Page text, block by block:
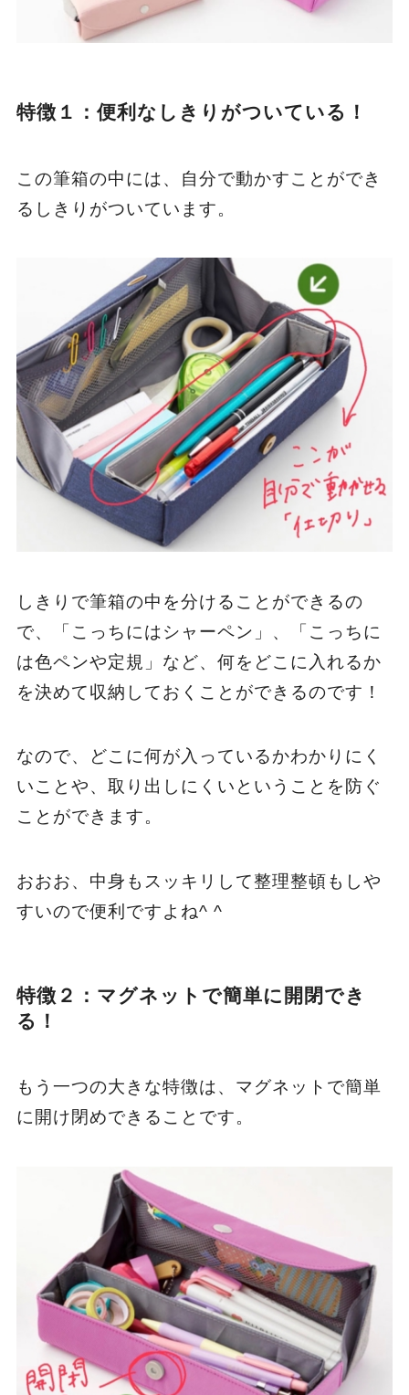
特徴１：便利なしきりがついている！
この筆箱の中には、自分で動かすことができ
るしきりがついています。
しきりで筆箱の中を分けることができるの
で、「こっちにはシャーペン」、「こっちに
は色ペンや定規」など、何をどこに入れるか
を決めて収納しておくことができるのです！
なので、どこに何が入っているかわかりにく
いことや、取り出しにくいということを防ぐ
ことができます。
おおお、中身もスッキリして整理整頓もしや
すいので便利ですよね^ ^
特徴２：マグネットで簡単に開閉でき
る！
もう一つの大きな特徴は、マグネットで簡単
に開け閉めできることです。